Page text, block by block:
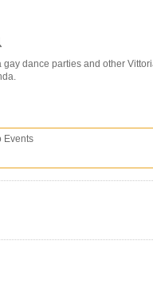
gay dance parties and other
Events